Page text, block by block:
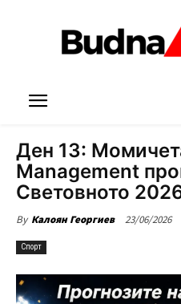
Ден 13:
Management
Световното
By Калоян Георгиев 23/06/2026
Спорт